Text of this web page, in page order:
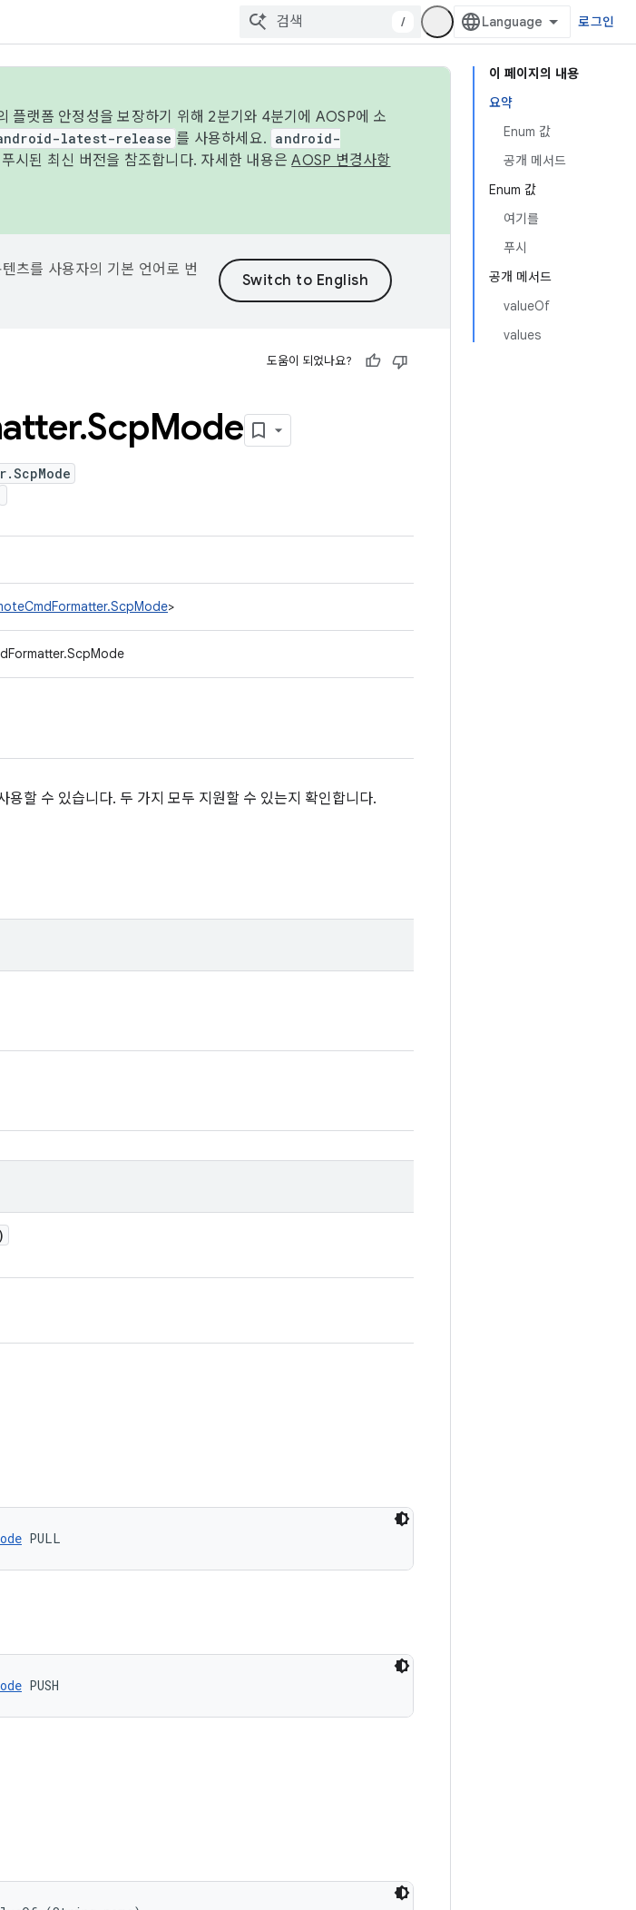
/ 로그인
이 페이지의 내용
요약
Enum 값
공개 메서드
Enum 값
여기를
푸시
공개 메서드
valueOf
values
플랫폼 안정성을 보장하기 위해 2분기와 4분기에 AOSP에 소
latest-release 를 사용하세요. android-
시된 최신 버전을 참조합니다. 자세한 내용은AOSP 변경사항
츠를 사용자의 기본 언어로 번
도움이 되었나요?
.ScpMode
>
할 수 있습니다. 두 가지 모두 지원할 수 있는지 확인합니다.
PULL
PUSH